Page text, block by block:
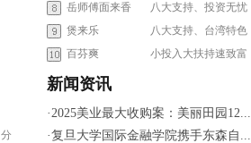
岳师傅面来香
八大支持、投资无忧
煲来乐
八大支持、台湾特色
百芬爽
小投入大扶持速致富
新闻资讯
·2025美业最大收购案：美丽田园12...
·复旦大学国际金融学院携手东森自...
林女士
我想加盟贵品牌，请电话...
孙女士
08:06
我想加盟贵品牌，请电话...